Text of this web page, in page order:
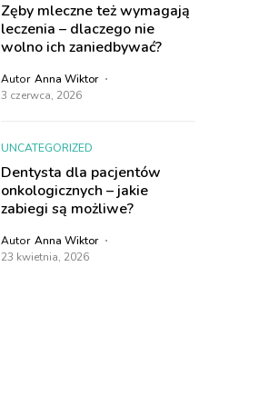
Zęby mleczne też wymagają
leczenia – dlaczego nie
wolno ich zaniedbywać?
Autor Anna Wiktor
3 czerwca, 2026
UNCATEGORIZED
Dentysta dla pacjentów
onkologicznych – jakie
zabiegi są możliwe?
Autor Anna Wiktor
23 kwietnia, 2026